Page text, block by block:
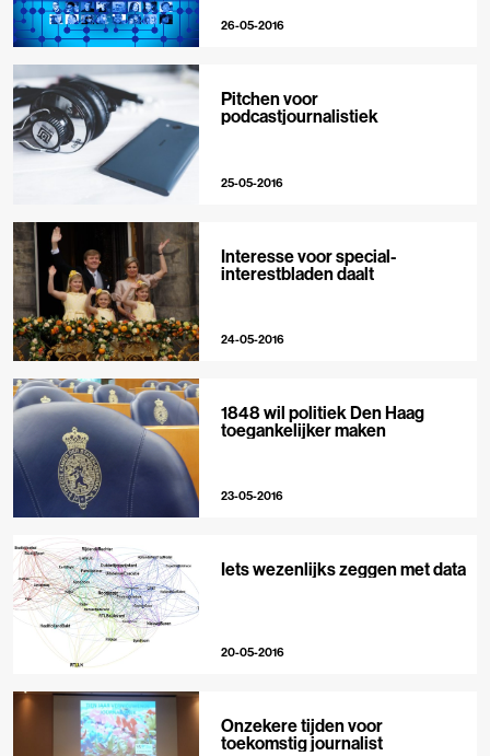
26-05-2016
Pitchen voor
podcastjournalistiek
25-05-2016
Interesse voor special-
interestbladen daalt
24-05-2016
1848 wil politiek Den Haag
toegankelijker maken
23-05-2016
Iets wezenlijks zeggen met data
20-05-2016
Onzekere tijden voor
toekomstig journalist